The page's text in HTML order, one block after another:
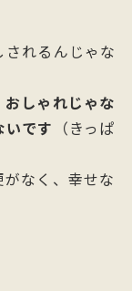
されるんじゃな
おしゃれじゃな
です （きっぱ
なく、幸せな